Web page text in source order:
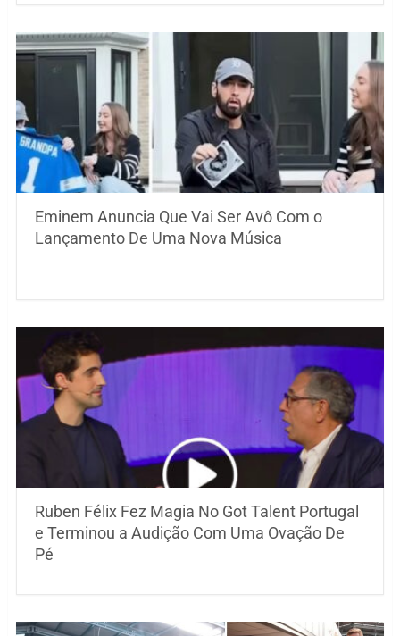
Eminem Anuncia Que Vai Ser Avô Com o
Lançamento De Uma Nova Música
Ruben Félix Fez Magia No Got Talent Portugal
e Terminou a Audição Com Uma Ovação De
Pé